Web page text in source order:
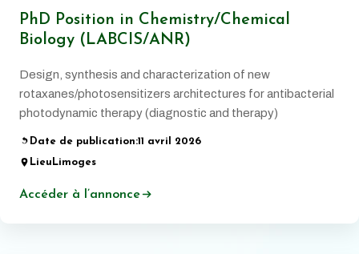
PhD Position in Chemistry/Chemical
Biology (LABCIS/ANR)
Design, synthesis and characterization of new
rotaxanes/photosensitizers architectures for antibacterial
photodynamic therapy (diagnostic and therapy)
Date de publication:11 avril 2026
Lieu Limoges
Accéder à l’annonce